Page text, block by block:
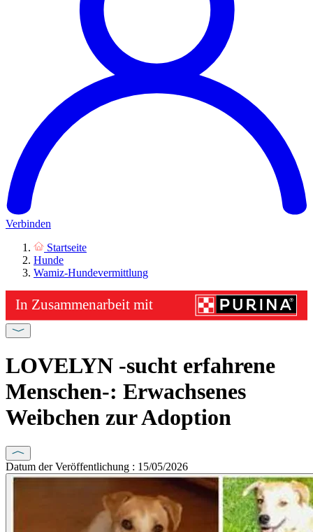
Verbinden
Startseite
Hunde
Wamiz-Hundevermittlung
LOVELYN -sucht erfahrene
Menschen-: Erwachsenes
Weibchen zur Adoption
Datum der Veröffentlichung : 15/05/2026